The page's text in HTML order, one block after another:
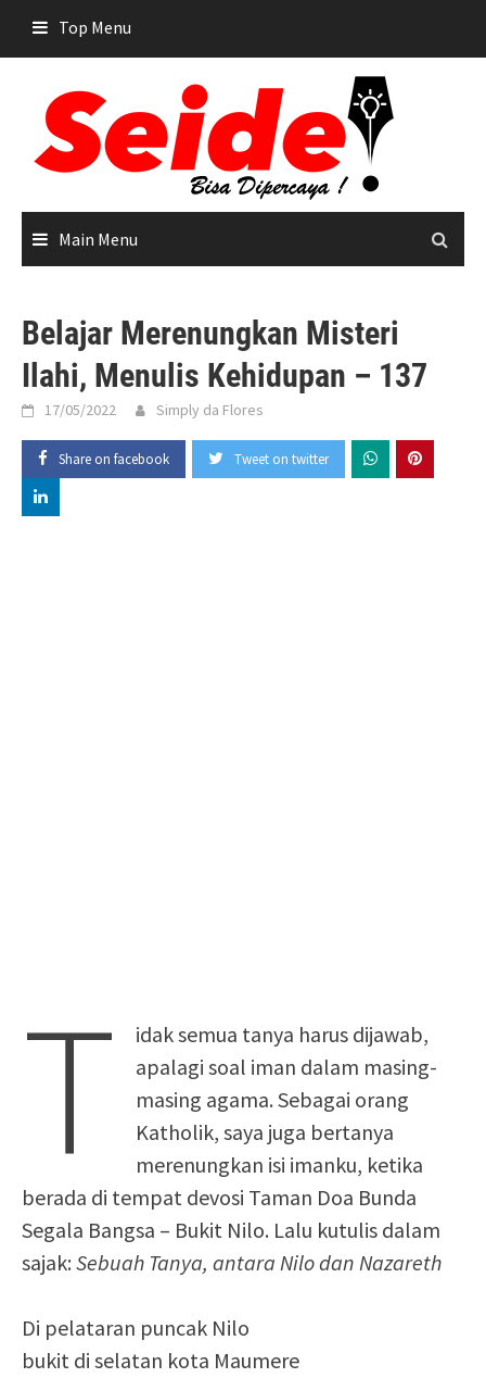
content
Top Menu
Main Menu
Belajar Merenungkan Misteri
Ilahi, Menulis Kehidupan – 137
17/05/2022 Simply da Flores
Share on facebook Tweet on twitter
T
idak semua tanya harus dijawab,
apalagi soal iman dalam masing-
masing agama. Sebagai orang
Katholik, saya juga bertanya
merenungkan isi imanku, ketika
berada di tempat devosi Taman Doa Bunda
Segala Bangsa – Bukit Nilo. Lalu kutulis dalam
sajak: Sebuah Tanya, antara Nilo dan Nazareth
Di pelataran puncak Nilo
bukit di selatan kota Maumere